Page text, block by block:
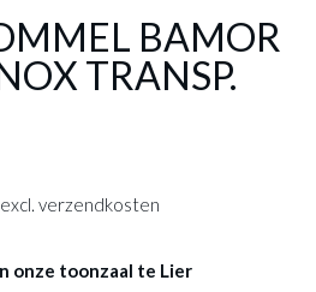
BAMOR
TRANSP.
verzendkosten
onze toonzaal te Lier